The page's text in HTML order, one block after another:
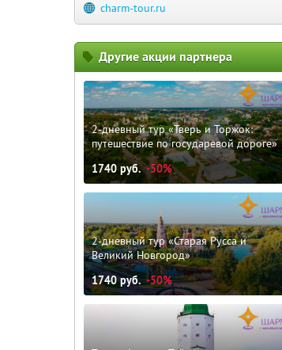
charm-tour.ru
Другие акции партнера
2-дневный тур «Тверь и Торжок:
путешествие по государевой дороге»
1740руб. -50%
2-дневный тур «Старая Русса и
Великий Новгород»
1740руб. -50%